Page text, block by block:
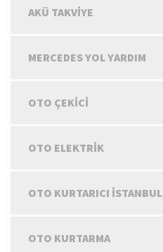
AKÜ TAKVIYE
MERCEDES YOL YARDIM
OTO ÇEKICI
OTO ELEKTRIK
OTO KURTARICI İSTANBUL
OTO KURTARMA